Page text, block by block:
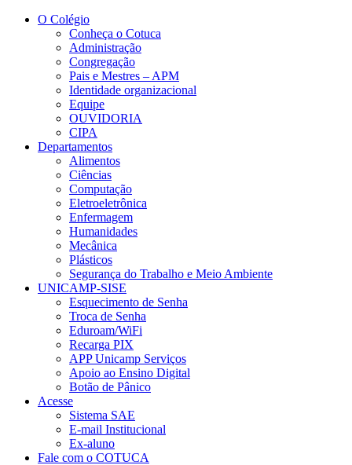
Conteúdo principal
O Colégio
Conheça o Cotuca
Administração
Congregação
Pais e Mestres – APM
Identidade organizacional
Equipe
OUVIDORIA
CIPA
Departamentos
Alimentos
Ciências
Computação
Eletroeletrônica
Enfermagem
Humanidades
Mecânica
Plásticos
Segurança do Trabalho e Meio Ambiente
UNICAMP-SISE
Esquecimento de Senha
Troca de Senha
Eduroam/WiFi
Recarga PIX
APP Unicamp Serviços
Apoio ao Ensino Digital
Botão de Pânico
Acesse
Sistema SAE
E-mail Institucional
Ex-aluno
Fale com o COTUCA